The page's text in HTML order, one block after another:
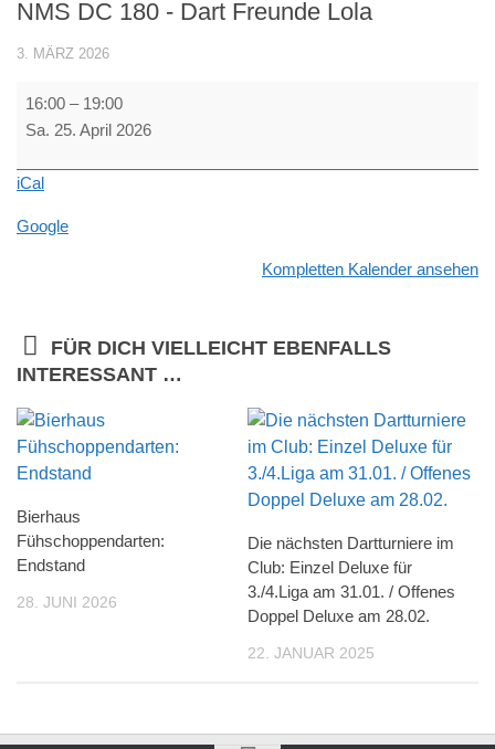
NMS DC 180 - Dart Freunde Lola
3. MÄRZ 2026
NMS
DC
-
Freunde
16:00 – 19:00
Sa. 25. April 2026
iCal
Google
Kompletten Kalender ansehen
FÜR DICH VIELLEICHT EBENFALLS
INTERESSANT …
Bierhaus
Fühschoppendarten:
Endstand
28. JUNI 2026
Die nächsten Dartturniere im
Club: Einzel Deluxe für
3./4.Liga am 31.01. / Offenes
Doppel Deluxe am 28.02.
22. JANUAR 2025